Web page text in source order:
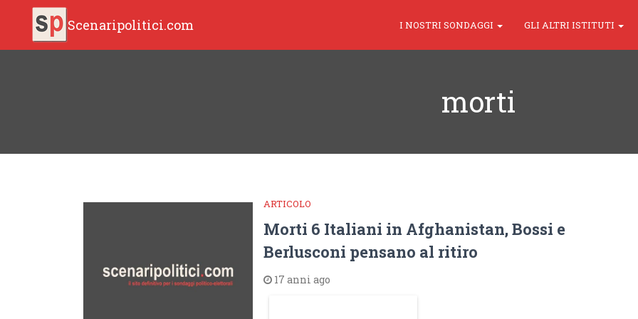
Scenaripolitici.com I NOSTRI SONDAGGI GLI ALTRI ISTITUTI
morti
ARTICOLO
Morti 6 Italiani in Afghanistan, Bossi e
Berlusconi pensano al ritiro
17 anni ago